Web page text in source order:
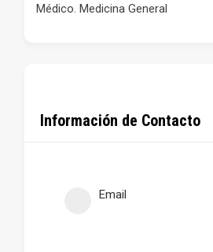
Médico. Medicina General
Información de Contacto
Email